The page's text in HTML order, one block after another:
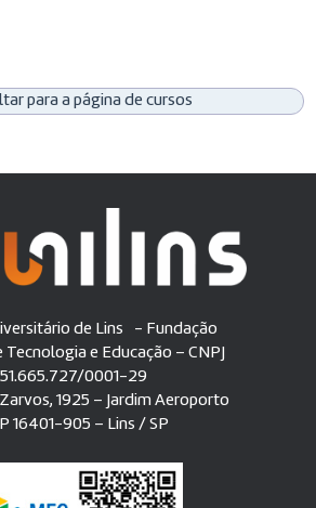
para a página de cursos
de Lins - Fundação
Tecnologia e Educação – CNPJ
51.665.727/0001-29
1925 – Jardim Aeroporto
16401-905 – Lins / SP